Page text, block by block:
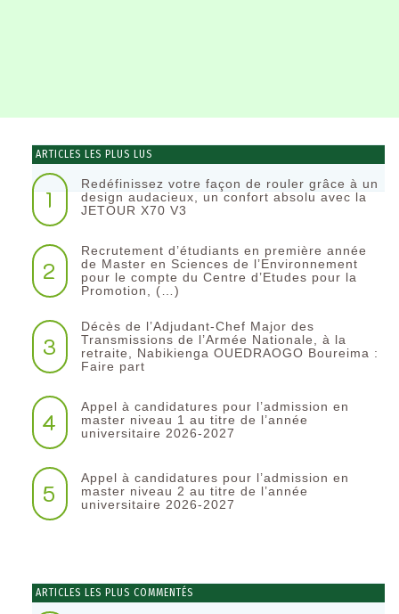
ARTICLES LES PLUS LUS
1
Redéfinissez votre façon de rouler grâce à un
design audacieux, un confort absolu avec la
JETOUR X70 V3
2
Recrutement d’étudiants en première année
de Master en Sciences de l’Environnement
pour le compte du Centre d’Etudes pour la
Promotion, (…)
3
Décès de l’Adjudant-Chef Major des
Transmissions de l’Armée Nationale, à la
retraite, Nabikienga OUEDRAOGO Boureima :
Faire part
4
Appel à candidatures pour l’admission en
master niveau 1 au titre de l’année
universitaire 2026-2027
5
Appel à candidatures pour l’admission en
master niveau 2 au titre de l’année
universitaire 2026-2027
ARTICLES LES PLUS COMMENTÉS